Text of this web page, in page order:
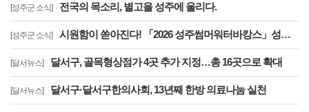
[성주군 소식] 전국의 목소리, 별고을 성주에 울리다.
[성주군 소식] 시원함이 쏟아진다! 「2026 성주썸머워터바캉스」성황리 운영중
[달서뉴스] 달서구, 골목형상점가 4곳 추가 지정…총 16곳으로 확대
[달서뉴스] 달서구·달서구한의사회, 13년째 한방 의료나눔 실천